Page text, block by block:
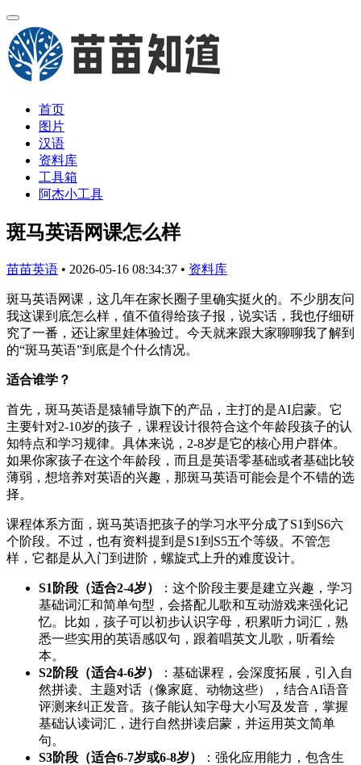
首页
图片
汉语
资料库
工具箱
阿杰小工具
斑马英语网课怎么样
苗苗英语 • 2026-05-16 08:34:37 • 资料库
斑马英语网课，这几年在家长圈子里确实挺火的。不少朋友问
我这课到底怎么样，值不值得给孩子报，说实话，我也仔细研
究了一番，还让家里娃体验过。今天就来跟大家聊聊我了解到
的“斑马英语”到底是个什么情况。
适合谁学？
首先，斑马英语是猿辅导旗下的产品，主打的是AI启蒙。它
主要针对2-10岁的孩子，课程设计很符合这个年龄段孩子的认
知特点和学习规律。具体来说，2-8岁是它的核心用户群体。
如果你家孩子在这个年龄段，而且是英语零基础或者基础比较
薄弱，想培养对英语的兴趣，那斑马英语可能会是个不错的选
择。
课程体系方面，斑马英语把孩子的学习水平分成了S1到S6六
个阶段。不过，也有资料提到是S1到S5五个等级。不管怎
样，它都是从入门到进阶，螺旋式上升的难度设计。
S1阶段（适合2-4岁）
：这个阶段主要是建立兴趣，学习
基础词汇和简单句型，会搭配儿歌和互动游戏来强化记
忆。比如，孩子可以初步认识字母，积累听力词汇，熟
悉一些实用的英语感叹句，跟着唱英文儿歌，听看绘
本。
S2阶段（适合4-6岁）
：基础课程，会深度拓展，引入自
然拼读、主题对话（像家庭、动物这些），结合AI语音
评测来纠正发音。孩子能认知字母大小写及发音，掌握
基础认读词汇，进行自然拼读启蒙，并运用英文简单
句。
S3阶段（适合6-7岁或6-8岁）
：强化应用能力，包含生